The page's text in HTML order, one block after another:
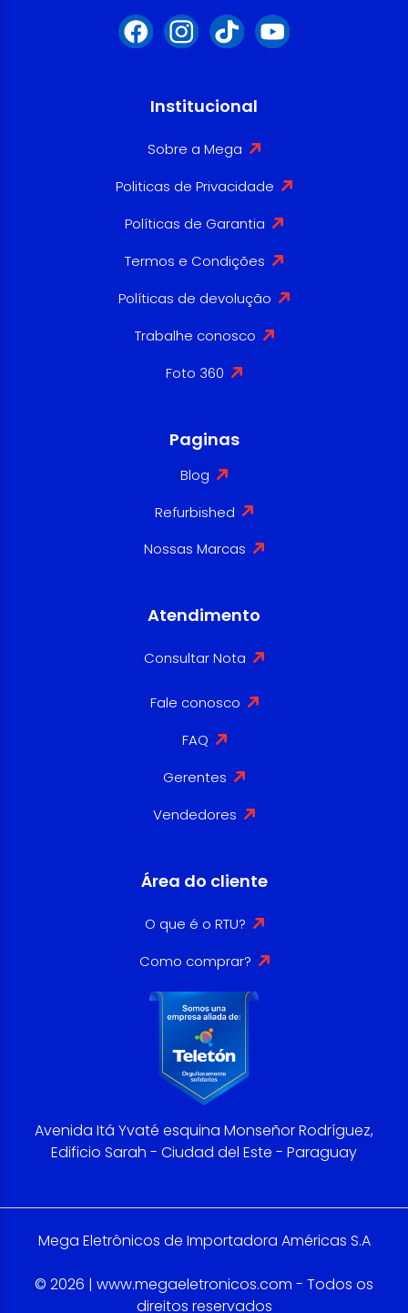
Institucional
Sobre a Mega
Politicas de Privacidade
Políticas de Garantia
Termos e Condições
Políticas de devolução
Trabalhe conosco
Foto 360
Paginas
Blog
Refurbished
Nossas Marcas
Atendimento
Consultar Nota
Fale conosco
FAQ
Gerentes
Vendedores
Área do cliente
O que é o RTU?
Como comprar?
Avenida Itá Yvaté esquina Monseñor Rodríguez,
Edificio Sarah - Ciudad del Este - Paraguay
Mega Eletrônicos de Importadora Américas S.A
© 2026 | www.megaeletronicos.com - Todos os
direitos reservados